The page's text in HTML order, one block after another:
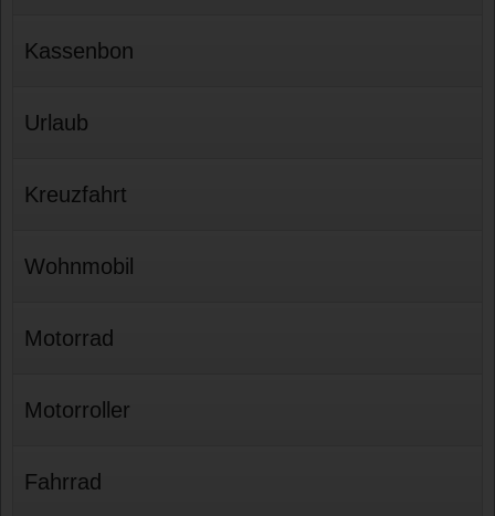
Kassenbon
Urlaub
Kreuzfahrt
Wohnmobil
Motorrad
Motorroller
Fahrrad